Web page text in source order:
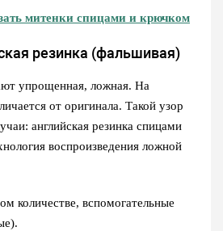
митенки спицами и крючком
резинка (фальшивая)
упрощенная, ложная. На
от оригинала. Такой узор
английская резинка спицами
воспроизведения ложной
количестве, вспомогательные